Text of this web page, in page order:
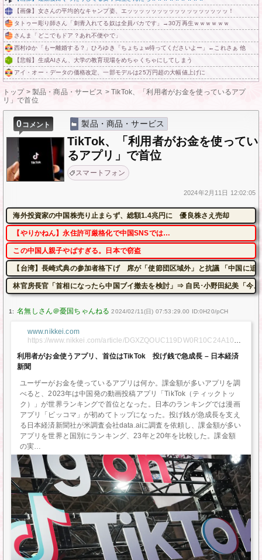
【画像】女さんの平均的なキャンプ姿、エッッッッッッッッッッッッッッッッッ！
タトゥー彫り師さん「刺青入れてる奴は全員バカです」→30万再生ｗｗｗｗｗｗ
さんま「どこでもドア？あれ不便やで」
西村ゆか「もー離婚する？」ひろゆき「ちょちょw待ってくださいよー」←これさぁ 他
【悲報】生成AIさん、大学の教育現場をめちゃくちゃにしてしまう
アイ・オー・データの価格改定、一部モデルは25万円超の大幅値上げに
トップ> 製品・商品・サービス >TikTok、「利用者がお金を使っているアプ
リ」で首位
0コメント 製品・商品・サービス
TikTok、「利用者がお金を使ってい
るアプリ」で首位
スマートフォン
2024年2月11日 12:02:05
海外投資家の中国株売り止まらず、総額1.4兆円に 優良株さえ売却
【やりかねん】永住許可厳格化で中国SNSでは…
この中国人親子やばすぎる。日本で窃盗
【台湾】長崎式典の参加者格下げ 席が「使節団区域外」と抗議 「中国に追
林官房長官「首相になったら中国ブイ撤去を検討」⇒ 自民･小野田紀美「今
1: 2024/02/11(日) 07:53:29.00 ID:0H20/pCH
www.nikkei.com
https://www.nikkei.com/article/DGXZQOUC119DW0R10C24A1000
利用者がお金使うアプリ、首位はTikTok 投げ銭で急成長 – 日本経済
新聞
ユーザーがお金を使っているアプリは何か。課金額が多いアプリを調
べると、2023年は中国発の動画投稿アプリ「TikTok（ティックトッ
ク）」が世界ランキングで首位となった。日本のランキングでは漫画
アプリ「ピッコマ」が初めてトップになった。投げ銭が急成長を支え
る日本経済新聞社が米調査会社data.aiに調査を依頼し、課金額が多い
アプリを世界と国別にランキング、23年と20年を比較した。課金額
の実